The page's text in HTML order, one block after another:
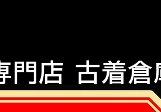
門店 古着倉